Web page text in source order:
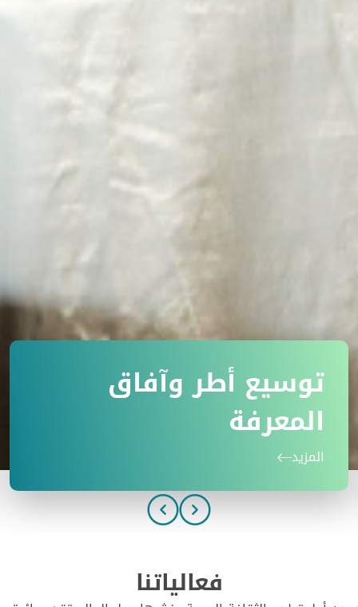
توسيع أطر وآفاق
المعرفة
المزيد
فعالياتنا